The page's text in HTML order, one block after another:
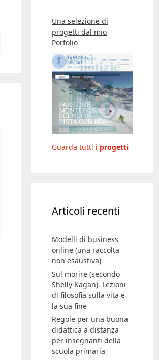
Una selezione di
progetti dal mio
Porfolio
Guarda tutti i progetti
Articoli recenti
Modelli di business
online (una raccolta
non esaustiva)
Sul morire (secondo
Shelly Kagan). Lezioni
di filosofia sulla vita e
la sua fine
Regole per una buona
didattica a distanza
per insegnanti della
scuola primaria